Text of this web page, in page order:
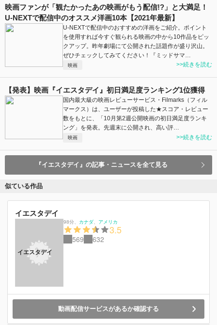
映画ファンが「観たかったあの映画がもう配信!?」と大満足！
U-NEXTで配信中のオススメ洋画10本【2021年最新】
U-NEXTで配信中のおすすめの洋画をご紹介。ポイント
を使用すれば今すぐ観られる映画の中から10作品をピッ
クアップ。昨年劇場にて公開された話題作が盛り沢山。
ぜひチェックしてみてください！『ミッドサマ…
映画 >>続きを読む
【発表】映画『イエスタデイ』初日満足度ランキング1位獲得
国内最大級の映画レビューサービス・Filmarks（フィル
マークス）は、ユーザーが投稿した★スコア・レビュー
数をもとに、「10月第2週公開映画の初日満足度ランキ
ング」を発表。先週末に公開され、高い評…
映画 >>続きを読む
『イエスタデイ』の記事・ニュースを全て見る
似ている作品
イエスタデイ
イエスタデイ
98分 カナダ アメリカ
3.5
569 632
動画配信サービスがあるか確認する